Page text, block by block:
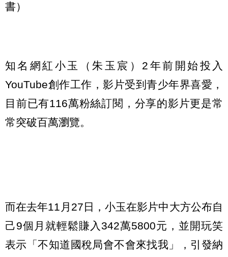
書）
知名網紅小玉（朱玉宸）2年前開始投入
YouTube創作工作，影片受到青少年界喜愛，
目前已有116萬粉絲訂閱，分享的影片更是常
常突破百萬瀏覽。
而在去年11月27日，小玉在影片中大方公布自
己9個月就輕鬆賺入342萬5800元，並開玩笑
表示「不知道國稅局會不會來找我」，引發納